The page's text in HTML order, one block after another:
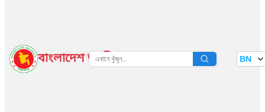
বাংলাদেশ জাতীয় তথ্য বাতায়ন BN